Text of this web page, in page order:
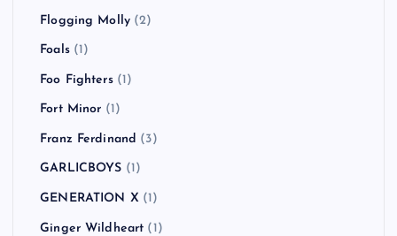
Flogging Molly (2)
Foals(1)
Foo Fighters(1)
Fort Minor (1)
Franz Ferdinand (3)
GARLICBOYS (1)
GENERATION X (1)
Ginger Wildheart (1)